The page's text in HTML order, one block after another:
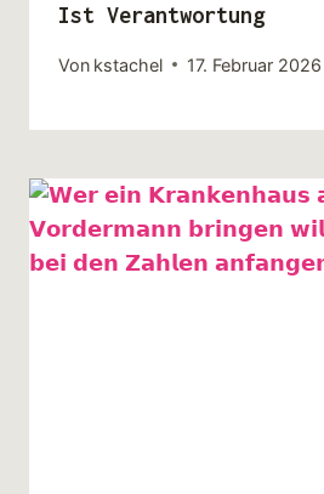
Ist Verantwortung
Von kstachel 17. Februar 2026